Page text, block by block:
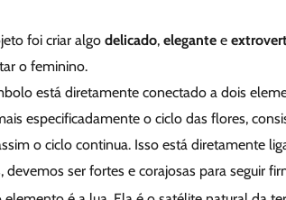
foi criar algo delicado, elegante e
o feminino.
está diretamente conectado a dois
especificadamente o ciclo das flores,
o ciclo continua. Isso está diretamente
devemos ser fortes e corajosas para seguir